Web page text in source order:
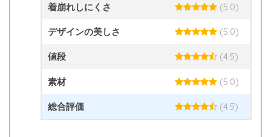
着崩れしにくさ (5.0)
デザインの美しさ (5.0)
値段 (4.5)
素材 (5.0)
総合評価 (4.5)